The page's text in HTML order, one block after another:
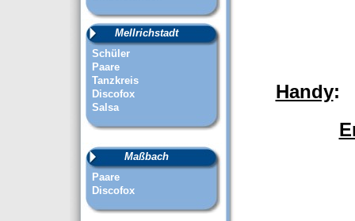
Mellrichstadt
Schüler
Paare
Tanzkreis
Discofox
Salsa
Maßbach
Paare
Discofox
Handy: